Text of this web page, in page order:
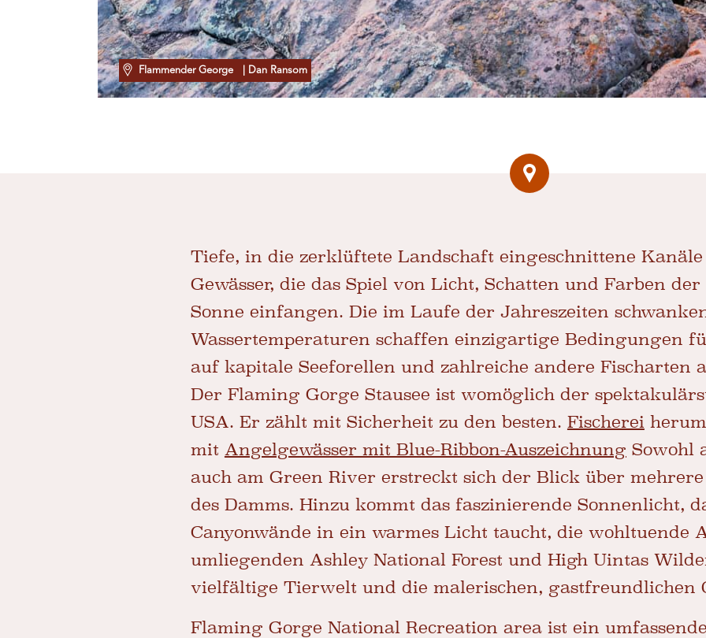
Flammender George | Dan Ransom
Tiefe, in die zerklüftete Landschaft eingeschnittene
Gewässer, die das Spiel von Licht, Schatten und Farben
Sonne einfangen. Die im Laufe der Jahreszeiten
Wassertemperaturen schaffen einzigartige Bedingungen
auf kapitale Seeforellen und zahlreiche andere Fischarten
Der Flaming Gorge Stausee ist womöglich der
USA. Er zählt mit Sicherheit zu den besten. Fischerei
mit Angelgewässer mit Blue-Ribbon-Auszeichnung Sowohl
auch am Green River erstreckt sich der Blick über
des Damms. Hinzu kommt das faszinierende Sonnenlicht,
Canyonwände in ein warmes Licht taucht, die wohltuende
umliegenden Ashley National Forest und High Uintas
vielfältige Tierwelt und die malerischen, gastfreundlichen
Flaming Gorge National Recreation area ist ein